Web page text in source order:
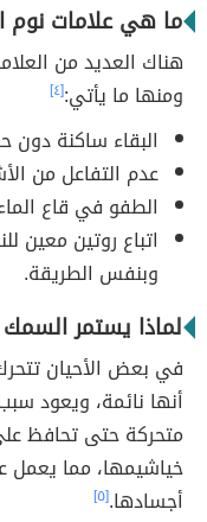
ما هي علامات نوم
هناك العديد من
ومنها ما يأتي:[٤]
البقاء ساكنة دون
عدم التفاعل من
الطفو في قاع
اتباع روتين معين
وبنفس الطريقة.
لماذا يستمر السمك
في بعض الأحيان
أنها نائمة، ويعود
متحركة حتى تحافظ
خياشيمها، مما
أجسادها.[٥]